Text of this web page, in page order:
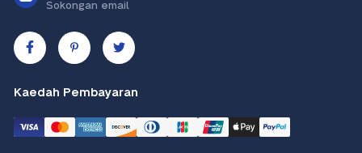
Sokongan email
Kaedah Pembayaran